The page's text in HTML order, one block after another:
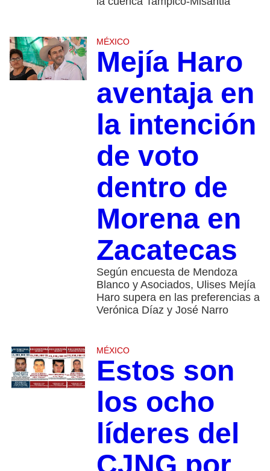
MÉXICO
Mejía Haro
aventaja en
la intención
de voto
dentro de
Morena en
Zacatecas
Según encuesta de Mendoza
Blanco y Asociados, Ulises Mejía
Haro supera en las preferencias a
Verónica Díaz y José Narro
MÉXICO
Estos son
los ocho
líderes del